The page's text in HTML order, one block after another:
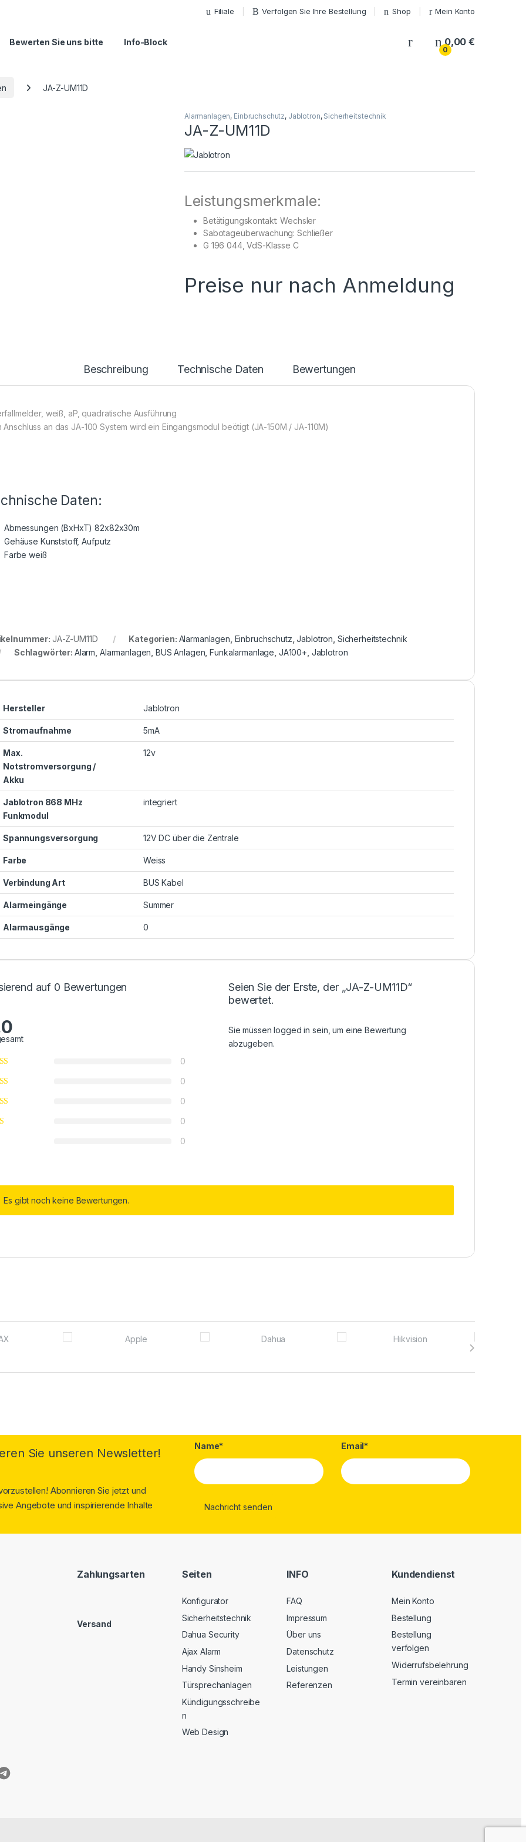
Filiale Verfolgen Sie Ihre Bestellung Shop Mein Konto
Bewerten Sie uns bitte Info-Block My Account
0
0,00€
JA-Z-UM11D
Alarmanlagen, Einbruchschutz, Jablotron, Sicherheitstechnik
JA-Z-UM11D
Leistungsmerkmale:
Betätigungskontakt: Wechsler
Sabotageüberwachung: Schließer
G 196 044, VdS-Klasse C
Preise nur nach Anmeldung
Beschreibung Technische Daten Bewertungen
weiß, aP, quadratische Ausführung
Anschluss an das JA-100 System wird ein Eingangsmodul beötigt (JA-150M / JA-110M)
Daten:
Abmessungen (BxHxT) 82x82x30m
Gehäuse Kunststoff, Aufputz
Farbe weiß
JA-Z-UM11D Kategorien: Alarmanlagen Einbruchschutz ,Jablotron Sicherheitstechnik
Schlagwörter: Alarm Alarmanlagen BUS Anlagen ,Funkalarmanlage JA100+ Jablotron
Hersteller Jablotron
Stromaufnahme 5mA
Max.
Notstromversorgung /
Akku
12v
Jablotron 868 MHz
Funkmodul
integriert
Spannungsversorgung 12V DC über die Zentrale
Farbe Weiss
Verbindung Art BUS Kabel
Alarmeingänge Summer
Alarmausgänge 0
auf 0 Bewertungen
0
0
0
0
0
Seien Sie der Erste, der „JA-Z-UM11D“
bewertet.
Sie müssenlogged in sein, um eine Bewertung
abzugeben.
Es gibt noch keine Bewertungen.
Sie unseren Newsletter!
Abonnieren Sie jetzt und
Angebote und inspirierende Inhalte
Name* Email*
Zahlungsarten
Versand
Seiten
Konfigurator
Sicherheitstechnik
Dahua Security
Ajax Alarm
Handy Sinsheim
Türsprechanlagen
Kündigungsschreibe
n
Web Design
INFO
FAQ
Impressum
Über uns
Datenschutz
Leistungen
Referenzen
Kundendienst
Mein Konto
Bestellung
Bestellung
verfolgen
Widerrufsbelehrung
Termin vereinbaren